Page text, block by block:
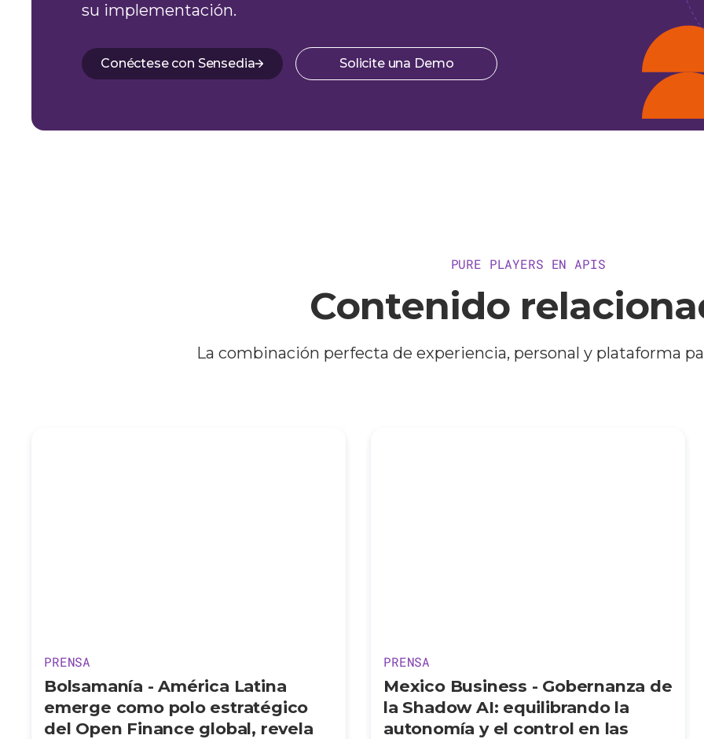
su implementación.
Conéctese con Sensedia Solicite una Demo
PURE PLAYERS EN APIS
Contenido
La combinación perfecta de experiencia, personal y plataforma
PRENSA
Bolsamanía - América Latina
emerge como polo estratégico
del Open Finance global, revela
PRENSA
Mexico Business - Gobernanza de
la Shadow AI: equilibrando la
autonomía y el control en las